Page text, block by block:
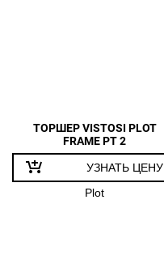
WITHWHITE
ТОРШЕР VISTOSI PLOT
FRAME PT 2
УЗНАТЬ ЦЕНУ
Plot